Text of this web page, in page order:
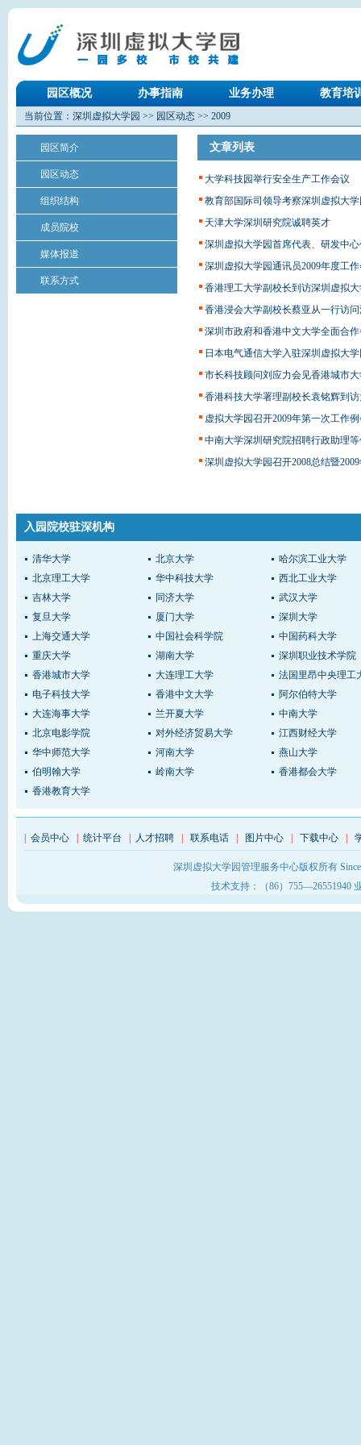
园区概况 办事指南 业务办理 教育培
当前位置： 深圳虚拟大学园 >> 园区动态 >> 2009
园区简介
园区动态
组织结构
成员院校
媒体报道
联系方式
文章列表
大学科技园举行安全生产工作会议
教育部国际司领导考察深圳虚拟大
天津大学深圳研究院诚聘英才
深圳虚拟大学园首席代表、研发中
深圳虚拟大学园通讯员2009年度工
香港理工大学副校长到访深圳虚拟
香港浸会大学副校长蔡亚从一行访
深圳市政府和香港中文大学全面合
日本电气通信大学入驻深圳虚拟大
市长科技顾问刘应力会见香港城市
香港科技大学署理副校长袁铭辉到
虚拟大学园召开2009年第一次工作
中南大学深圳研究院招聘行政助理
深圳虚拟大学园召开2008总结暨
入园院校驻深机构
清华大学 北京大学
哈尔滨工业大学
北京理工大学
华中科技大学
西北工业大学
吉林大学
同济大学
武汉大学
复旦大学
厦门大学
深圳大学
上海交通大学
中国社会科学院
中国药科大学
重庆大学
湖南大学
深圳职业技术学院
香港城市大学
大连理工大学
法国里昂中央理工
电子科技大学
香港中文大学
阿尔伯特大学
大连海事大学
兰开夏大学
中南大学
北京电影学院
对外经济贸易大学
江西财经大学
华中师范大学
河南大学
燕山大学
伯明翰大学
岭南大学
香港都会大学
香港教育大学
会员中心 统计平台 人才招聘 联系电话 图片中心 下载中心
深圳虚拟大学园管理服务中心版权所有
技术支持：（86）755—26551940